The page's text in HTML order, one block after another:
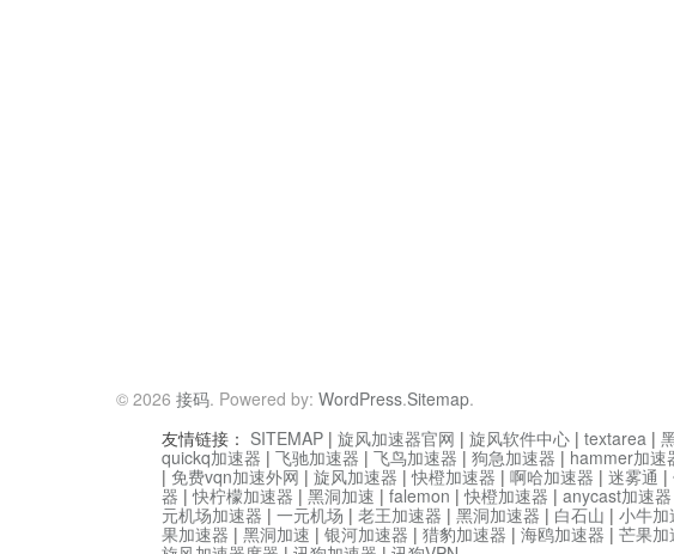
© 2026 接码. Powered by: WordPress.Sitemap.
友情链接： SITEMAP | 旋风加速器官网 | 旋风软件中心 | textarea |
quickq加速器 | 飞驰加速器 | 飞鸟加速器 | 狗急加速器 | hammer加速
| 免费vqn加速外网 | 旋风加速器 |快橙加速器 | 啊哈加速器 | 迷雾通 |
器 |快柠檬加速器 | 黑洞加速 | falemon |快橙加速器 | anycast加速器
元机场加速器 | 一元机场 | 老王加速器 | 黑洞加速器 | 白石山 | 小牛加
果加速器 | 黑洞加速 | 银河加速器 | 猎豹加速器 | 海鸥加速器 | 芒果加